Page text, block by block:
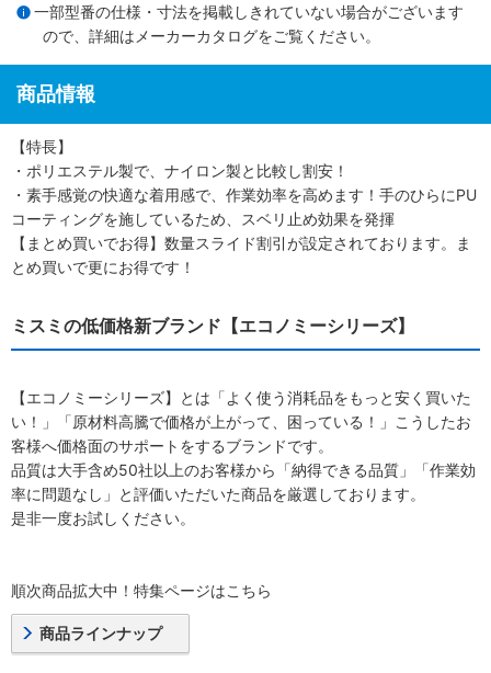
一部型番の仕様・寸法を掲載しきれていない場合がございます
ので、詳細は メーカーカタログをご覧ください。
商品情報
【特長】
・ポリエステル製で、ナイロン製と比較し割安！
・素手感覚の快適な着用感で、作業効率を高めます！手のひらにPU
コーティングを施しているため、スベリ止め効果を発揮
【まとめ買いでお得】数量スライド割引が設定されております。ま
とめ買いで更にお得です！
ミスミの低価格新ブランド【エコノミーシリーズ】
【エコノミーシリーズ】とは「よく使う消耗品をもっと安く買いた
い！」「原材料高騰で価格が上がって、困っている！」こうしたお
客様へ価格面のサポートをするブランドです。
品質は大手含め50社以上のお客様から「納得できる品質」「作業効
率に問題なし」と評価いただいた商品を厳選しております。
是非一度お試しください。
順次商品拡大中！特集ページはこちら
商品ラインナップ